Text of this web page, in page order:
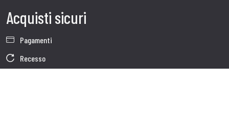
Acquisti sicuri
Pagamenti
Recesso